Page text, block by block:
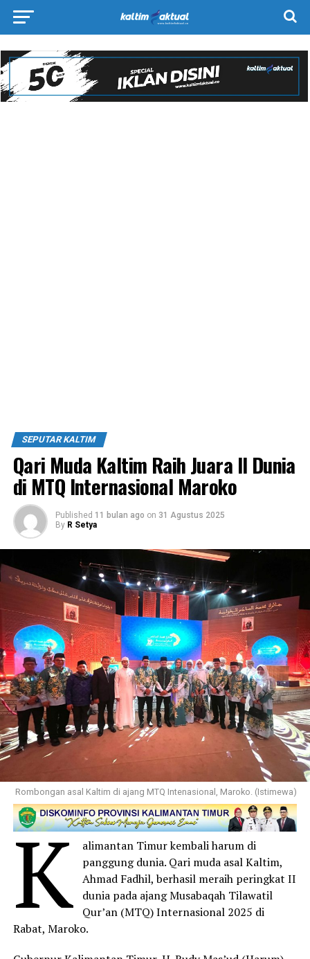
SEPUTAR KALTIM
Qari Muda Kaltim Raih Juara II Dunia
di MTQ Internasional Maroko
Published 11 bulan ago on 31 Agustus 2025
By R Setya
Rombongan asal Kaltim di ajang MTQ Intenasional, Maroko. (Istimewa)
K
alimantan Timur kembali harum di
panggung dunia. Qari muda asal Kaltim,
Ahmad Fadhil, berhasil meraih peringkat II
dunia pada ajang Musabaqah Tilawatil
Qur’an (MTQ) Internasional 2025 di
Rabat, Maroko.